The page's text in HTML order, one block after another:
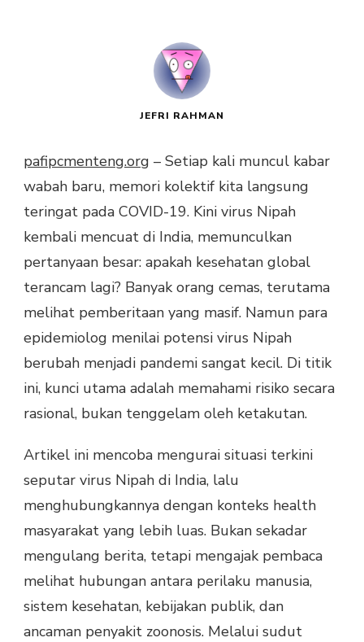
JEFRI RAHMAN
pafipcmenteng.org – Setiap kali muncul kabar
wabah baru, memori kolektif kita langsung
teringat pada COVID-19. Kini virus Nipah
kembali mencuat di India, memunculkan
pertanyaan besar: apakah kesehatan global
terancam lagi? Banyak orang cemas, terutama
melihat pemberitaan yang masif. Namun para
epidemiolog menilai potensi virus Nipah
berubah menjadi pandemi sangat kecil. Di titik
ini, kunci utama adalah memahami risiko secara
rasional, bukan tenggelam oleh ketakutan.
Artikel ini mencoba mengurai situasi terkini
seputar virus Nipah di India, lalu
menghubungkannya dengan konteks health
masyarakat yang lebih luas. Bukan sekadar
mengulang berita, tetapi mengajak pembaca
melihat hubungan antara perilaku manusia,
sistem kesehatan, kebijakan publik, dan
ancaman penyakit zoonosis. Melalui sudut